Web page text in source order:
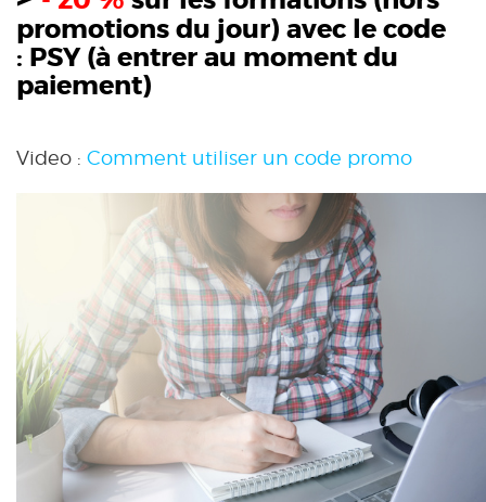
promotions du jour) avec le code
: PSY(à entrer au moment du
paiement)
Video : Comment utiliser un code promo